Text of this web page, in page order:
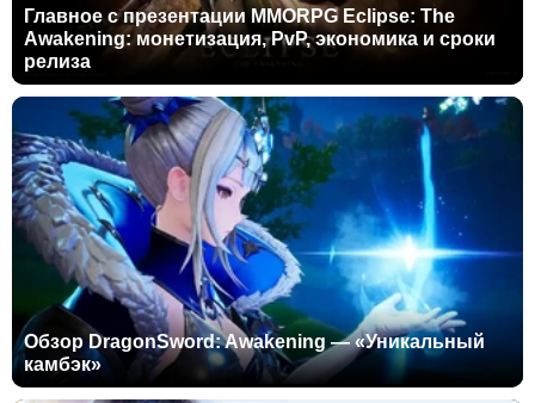
Главное с презентации MMORPG Eclipse: The
Awakening: монетизация, PvP, экономика и сроки
релиза
Обзор DragonSword: Awakening — «Уникальный
камбэк»